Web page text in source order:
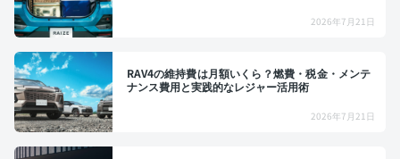
2026年7月21日
RAV4の維持費は月額いくら？燃費・税金・メンテ
ナンス費用と実践的なレジャー活用術
2026年7月21日